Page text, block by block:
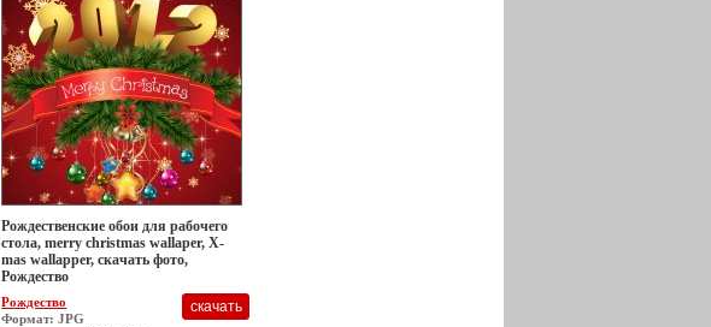
Рождественские обои для рабочего
стола, merry christmas wallaper, X-
mas wallapper, скачать фото,
Рождество
Рождество
Формат: JPG